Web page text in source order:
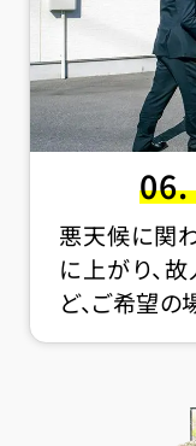
06.
悪天候に関
に上がり、
ど、ご希望の